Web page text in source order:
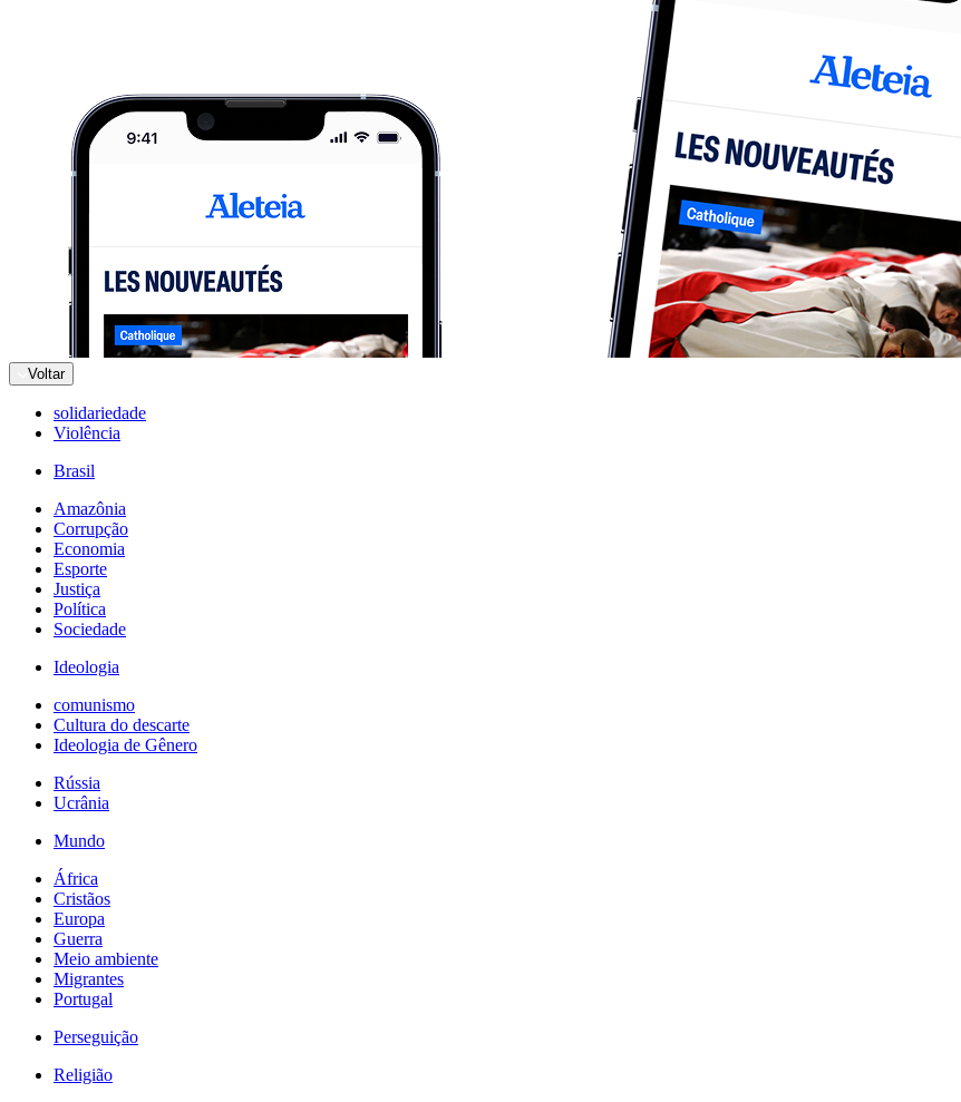
Voltar
solidariedade
Violência
Brasil
Amazônia
Corrupção
Economia
Esporte
Justiça
Política
Sociedade
Ideologia
comunismo
Cultura do descarte
Ideologia de Gênero
Rússia
Ucrânia
Mundo
África
Cristãos
Europa
Guerra
Meio ambiente
Migrantes
Portugal
Perseguição
Religião